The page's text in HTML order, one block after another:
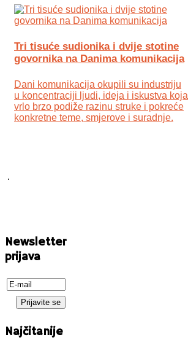
Tri tisuće sudionika i dvije stotine
govornika na Danima komunikacija
Dani komunikacija okupili su industriju
u koncentraciji ljudi, ideja i iskustva koja
vrlo brzo podiže razinu struke i pokreće
konkretne teme, smjerove i suradnje.
.
Newsletter
prijava
Najčitanije